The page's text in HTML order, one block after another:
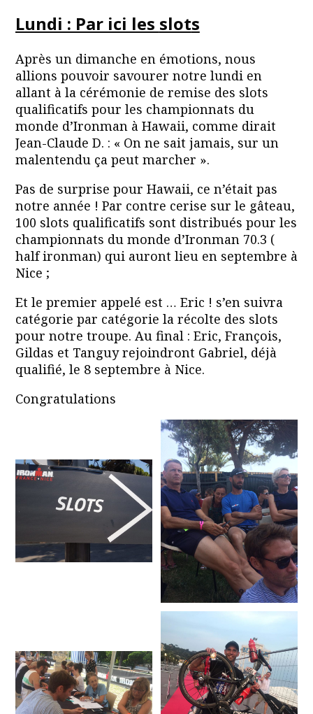
Lundi : Par ici les slots
Après un dimanche en émotions, nous
allions pouvoir savourer notre lundi en
allant à la cérémonie de remise des slots
qualificatifs pour les championnats du
monde d’Ironman à Hawaii, comme dirait
Jean-Claude D. : « On ne sait jamais, sur un
malentendu ça peut marcher ».
Pas de surprise pour Hawaii, ce n’était pas
notre année ! Par contre cerise sur le gâteau,
100 slots qualificatifs sont distribués pour les
championnats du monde d’Ironman 70.3 (
half ironman) qui auront lieu en septembre à
Nice ;
Et le premier appelé est … Eric ! s’en suivra
catégorie par catégorie la récolte des slots
pour notre troupe. Au final : Eric, François,
Gildas et Tanguy rejoindront Gabriel, déjà
qualifié, le 8 septembre à Nice.
Congratulations